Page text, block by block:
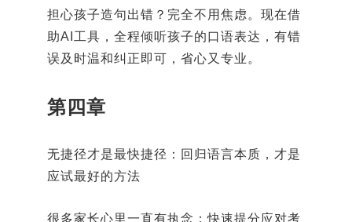
担心孩子造句出错？完全不用焦虑。现在借
助AI工具，全程倾听孩子的口语表达，有错
误及时温和纠正即可，省心又专业。
第四章
无捷径才是最快捷径：回归语言本质，才是
应试最好的方法
很多家长心里一直有执念：快速提分应对考